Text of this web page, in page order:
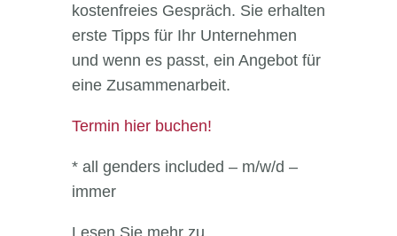
kostenfreies Gespräch. Sie erhalten
erste Tipps für Ihr Unternehmen
und wenn es passt, ein Angebot für
eine Zusammenarbeit.
Termin hier buchen!
* all genders included – m/w/d –
immer
Lesen Sie mehr zu